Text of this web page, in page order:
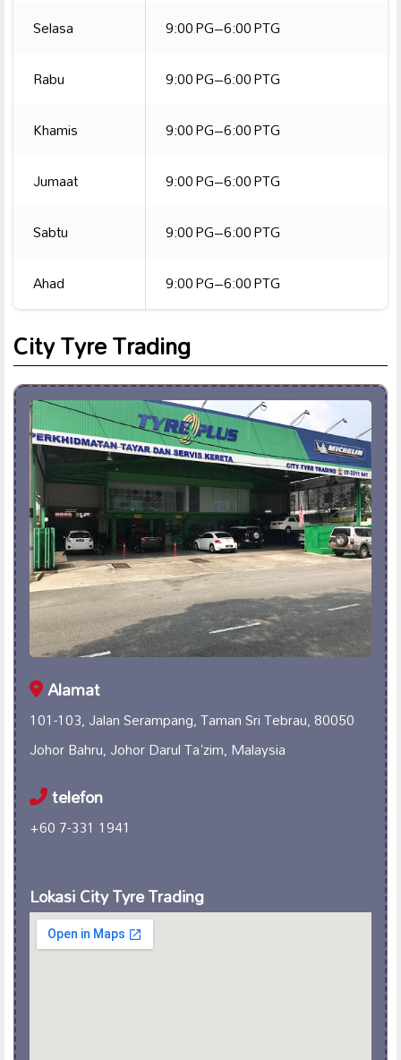
Selasa
9:00 PG–6:00 PTG
Rabu
9:00 PG–6:00 PTG
Khamis
9:00 PG–6:00 PTG
Jumaat
9:00 PG–6:00 PTG
Sabtu
9:00 PG–6:00 PTG
Ahad
9:00 PG–6:00 PTG
City Tyre Trading
Alamat
101-103, Jalan Serampang, Taman Sri Tebrau, 80050
Johor Bahru, Johor Darul Ta'zim, Malaysia
telefon
+60 7-331 1941
Lokasi City Tyre Trading